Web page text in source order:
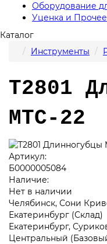
Оборудование
Уценка и Прочее
Каталог
Инструменты
T2801
MTC-22
Артикул:
Б0000005084
Наличие:
Нет в наличии
Челябинск, Сони
Екатеринбург (Склад)
Екатеринбург,
Центральный